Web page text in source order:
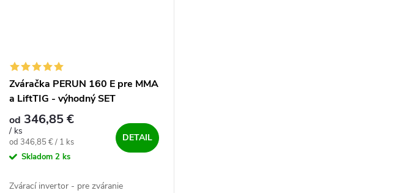
Zváračka PERUN 160 E pre MMA
a LiftTIG - výhodný SET
od 346,85 €
/ ks
Jednotková cena:
od 346,85 € / 1 ks
Skladom 2 ks
DETAIL
Zvárací invertor - pre zváranie